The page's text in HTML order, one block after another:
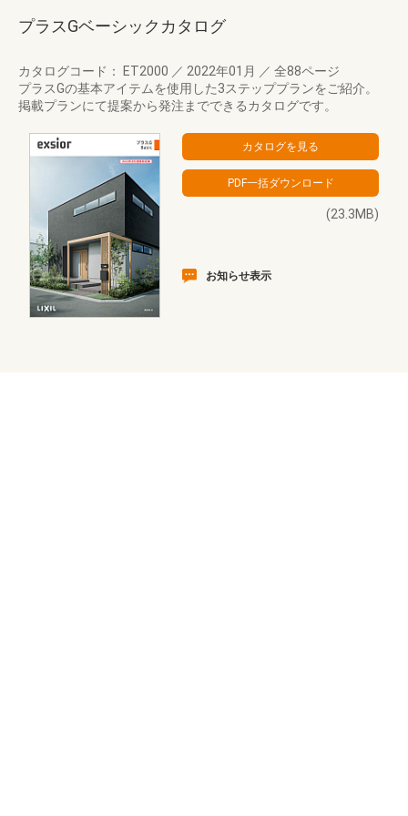
プラスGベーシックカタログ
カタログコード： ET2000 ／ 2022年01月 ／ 全88ページ
プラスGの基本アイテムを使用した3ステッププランをご紹介。
掲載プランにて提案から発注までできるカタログです。
(23.3MB)
お知らせ表示